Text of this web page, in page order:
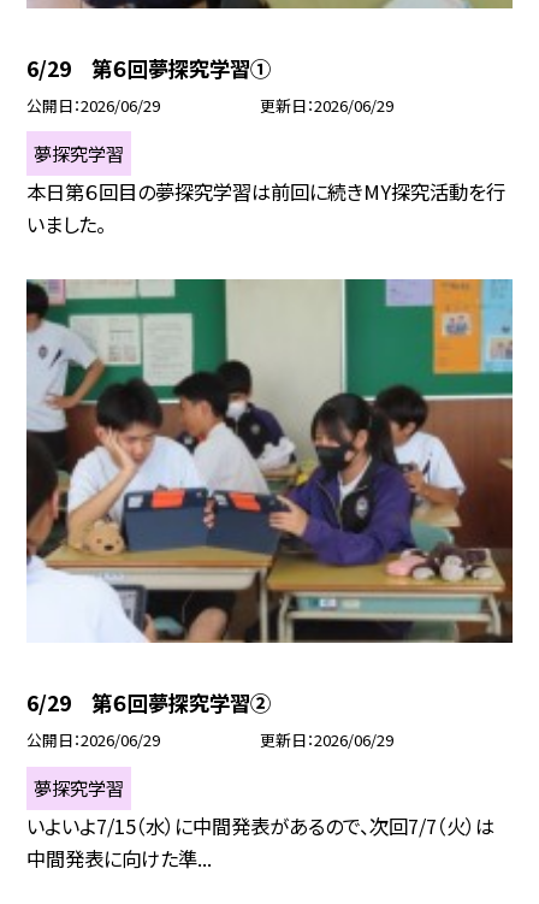
6/29 第６回夢探究学習①
公開日 2026/06/29 更新日 2026/06/29
夢探究学習
本日第６回目の夢探究学習は前回に続きMY探究活動を行
いました。
6/29 第６回夢探究学習②
公開日 2026/06/29 更新日 2026/06/29
夢探究学習
いよいよ7/15（水）に中間発表があるので、次回7/7（火）は
中間発表に向けた準...